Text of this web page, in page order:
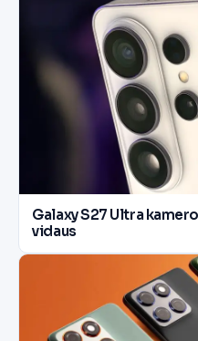
Galaxy S27 Ultra
vidaus